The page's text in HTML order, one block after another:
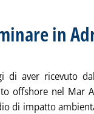
in
di aver ricevuto
offshore nel Mar
di impatto